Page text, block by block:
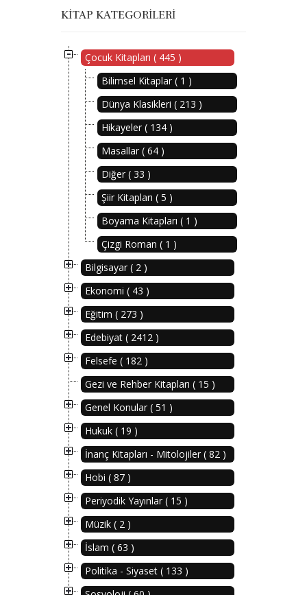
KITAP KATEGORILERI
Çocuk Kitapları ( 445 )
Bilimsel Kitaplar ( 1 )
Dünya Klasikleri ( 213 )
Hikayeler ( 134 )
Masallar ( 64 )
Diğer ( 33 )
Şiir Kitapları ( 5 )
Boyama Kitapları ( 1 )
Çizgi Roman ( 1 )
Bilgisayar ( 2 )
Ekonomi ( 43 )
Eğitim ( 273 )
Edebiyat ( 2412 )
Felsefe ( 182 )
Gezi ve Rehber Kitapları ( 15 )
Genel Konular ( 51 )
Hukuk ( 19 )
İnanç Kitapları - Mitolojiler ( 82 )
Hobi ( 87 )
Periyodik Yayınlar ( 15 )
Müzik ( 2 )
İslam ( 63 )
Politika - Siyaset ( 133 )